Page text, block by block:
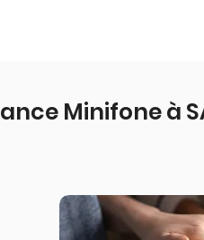
Minifone à